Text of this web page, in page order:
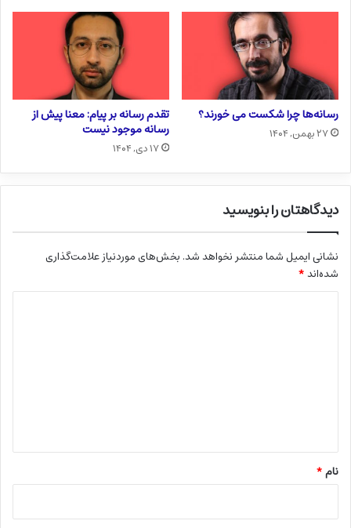
رسانه‌ها چرا شکست می خورند؟
۲۷ بهمن, ۱۴۰۴
تقدم رسانه بر پیام: معنا پیش از
رسانه موجود نیست
۱۷ دی, ۱۴۰۴
دیدگاهتان را بنویسید
نشانی ایمیل شما منتشر نخواهد شد. بخش‌های موردنیاز علامت‌گذاری
شده‌اند*
نام*